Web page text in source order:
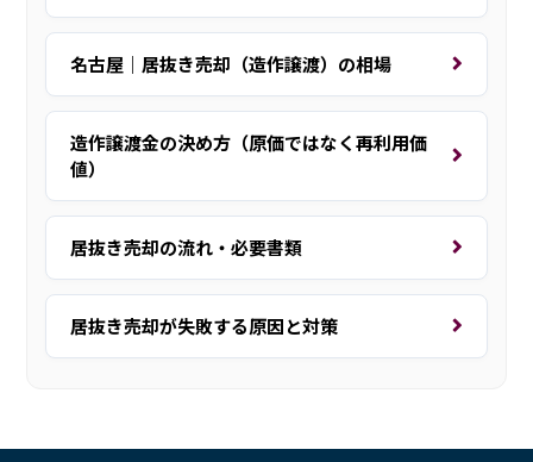
名古屋｜居抜き売却（造作譲渡）の相場
造作譲渡金の決め方（原価ではなく再利用価
値）
居抜き売却の流れ・必要書類
居抜き売却が失敗する原因と対策